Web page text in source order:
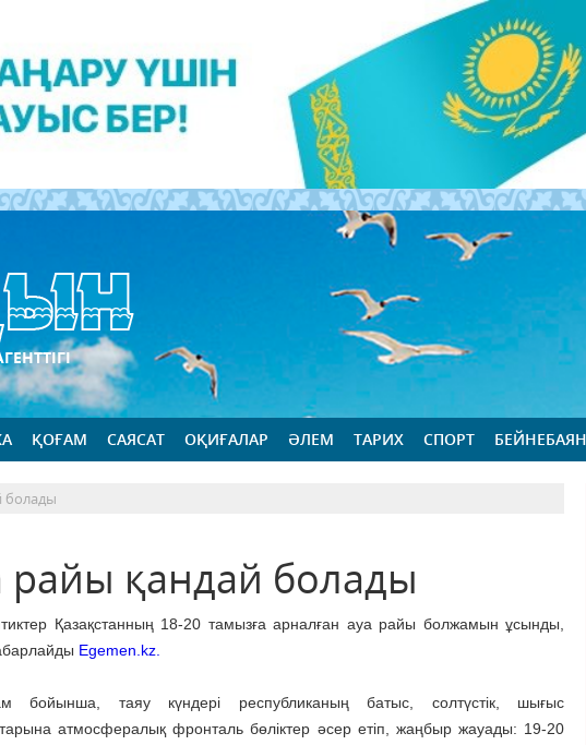
ҚОҒАМ САЯСАТ ОҚИҒАЛАР ӘЛЕМ ТАРИХ СПОРТ БЕЙНЕБАЯН
болады
райы қандай болады
Қазақстанның 18-20 тамызға арналған ауа райы болжамын ұсынды,
Egemen.kz.
бойынша, таяу күндері республиканың батыс, солтүстік, шығыс
атмосфералық фронталь бөліктер әсер етіп, жаңбыр жауады: 19-20